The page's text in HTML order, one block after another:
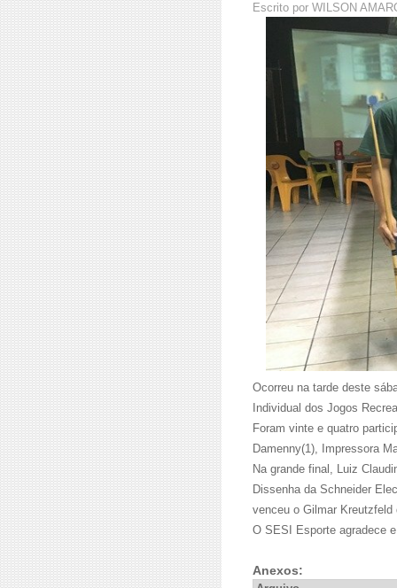
Escrito por WILSON
Ocorreu na tarde deste
Individual dos Jogos
Foram vinte e quatro
Damenny(1), Impressora
Na grande final, Luiz
Dissenha da Schneider
venceu o Gilmar
O SESI Esporte agradece
Anexos: